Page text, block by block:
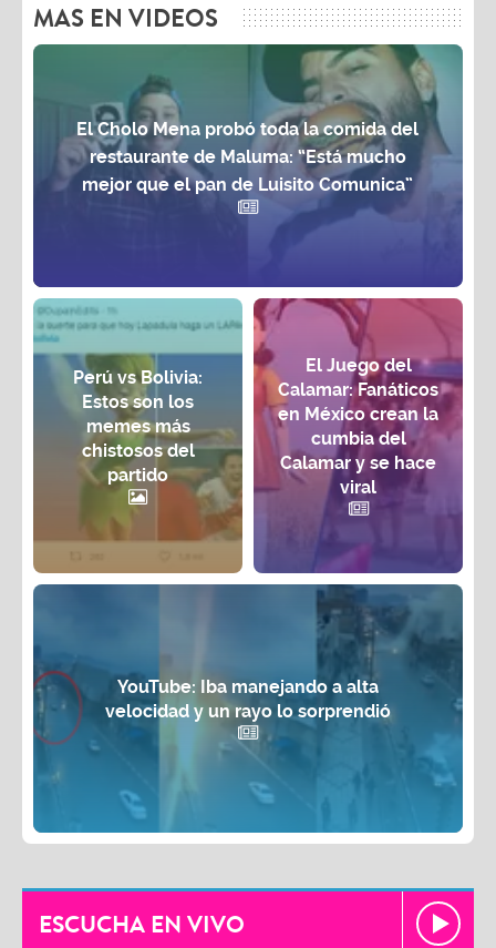
MAS EN VIDEOS
El Cholo Mena probó toda la comida del
restaurante de Maluma: “Está mucho
mejor que el pan de Luisito Comunica”
Perú vs Bolivia:
Estos son los
memes más
chistosos del
partido
El Juego del
Calamar: Fanáticos
en México crean la
cumbia del
Calamar y se hace
viral
YouTube: Iba manejando a alta
velocidad y un rayo lo sorprendió
ESCUCHA EN VIVO